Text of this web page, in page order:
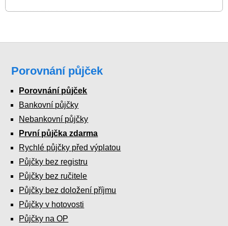
Porovnání půjček
Porovnání půjček
Bankovní půjčky
Nebankovní půjčky
První půjčka zdarma
Rychlé půjčky před výplatou
Půjčky bez registru
Půjčky bez ručitele
Půjčky bez doložení příjmu
Půjčky v hotovosti
Půjčky na OP